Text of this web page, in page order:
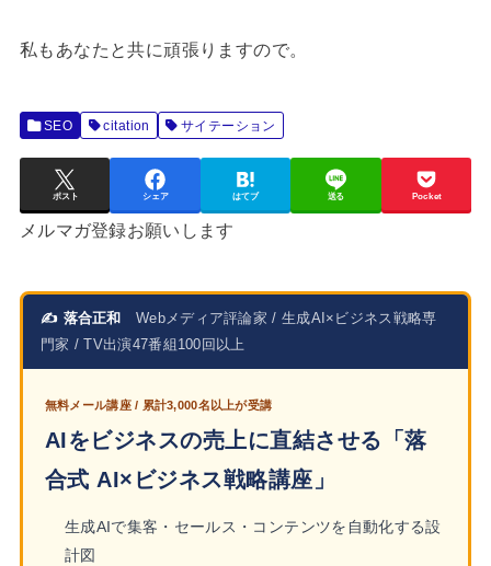
私もあなたと共に頑張りますので。
SEO citation サイテーション
ポスト シェア はてブ 送る Pocket
メルマガ登録お願いします
✍ 落合正和
Webメディア評論家 / 生成AI×ビジネス戦略専
門家 / TV出演47番組100回以上
無料メール講座 / 累計3,000名以上が受講
AIをビジネスの売上に直結させる「落
合式 AI×ビジネス戦略講座」
生成AIで集客・セールス・コンテンツを自動化する設
計図